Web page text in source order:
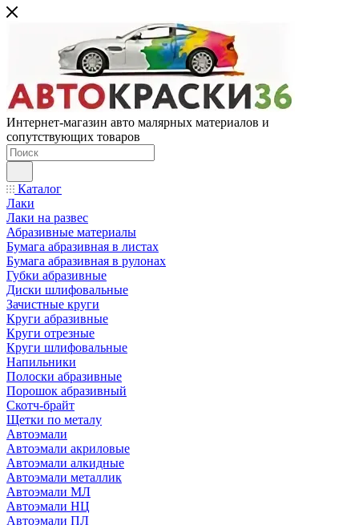
Интернет-магазин авто малярных материалов и
сопутствующих товаров
Каталог
Лаки
Лаки на развес
Абразивные материалы
Бумага абразивная в листах
Бумага абразивная в рулонах
Губки абразивные
Диски шлифовальные
Зачистные круги
Круги абразивные
Круги отрезные
Круги шлифовальные
Напильники
Полоски абразивные
Порошок абразивный
Скотч-брайт
Щетки по металу
Автоэмали
Автоэмали акриловые
Автоэмали алкидные
Автоэмали металлик
Автоэмали МЛ
Автоэмали НЦ
Автоэмали ПЛ